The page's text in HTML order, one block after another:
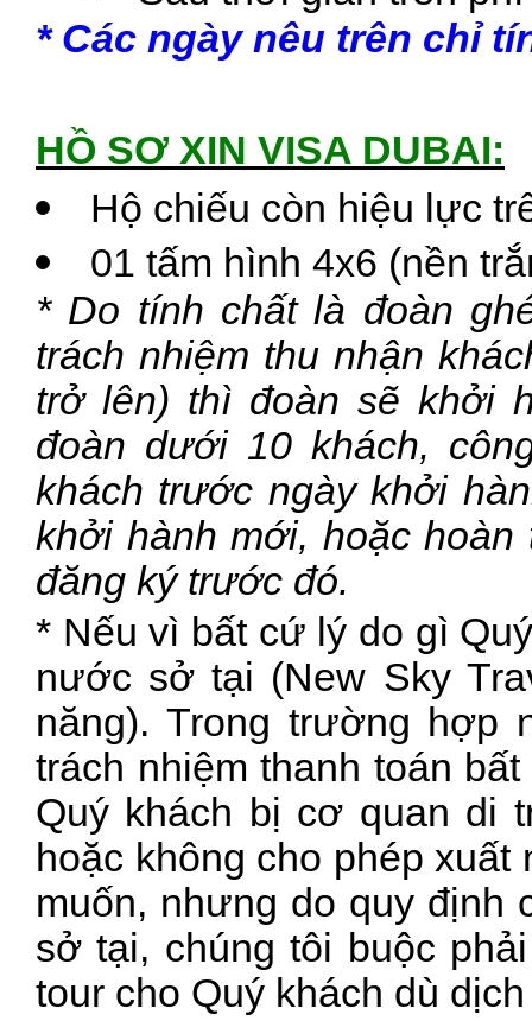
​* Các ngày nêu trên chỉ
HỒ SƠ XIN VISA DUBAI:
Hộ chiếu còn hiệu lực
01 tấm hình 4x6 (nền
* Do tính chất là đoàn
trách nhiệm thu nhận
trở lên) thì đoàn sẽ khởi
đoàn dưới 10 khách,
khách trước ngày khởi
khởi hành mới, hoặc
đăng ký trước đó.
* Nếu vì bất cứ lý do gì
nước sở tại (New Sky
năng). Trong trường hợp
trách nhiệm thanh toán
Quý khách bị cơ quan di
hoặc không cho phép
muốn, nhưng do quy định
sở tại, chúng tôi buộc
tour cho Quý khách dù